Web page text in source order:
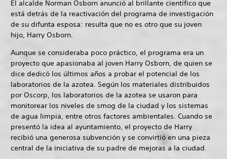
El alcalde Norman Osborn anunció al brillante científico que
está detrás de la reactivación del programa de investigación
de su difunta esposa: resulta que no es otro que su joven
hijo, Harry Osborn.
Aunque se consideraba poco práctico, el programa era un
proyecto que apasionaba al joven Harry Osborn, de quien se
dice dedicó los últimos años a probar el potencial de los
laboratorios de la azotea. Según los materiales distribuidos
por Oscorp, los laboratorios de la azotea se usaron para
monitorear los niveles de smog de la ciudad y los sistemas
de agua limpia, entre otros factores ambientales. Cuando se
presentó la idea al ayuntamiento, el proyecto de Harry
recibió una generosa subvención y se convirtió en una pieza
central de la iniciativa de su padre de mejoras a la ciudad.